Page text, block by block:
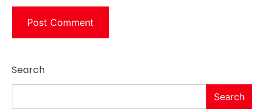
Search
Search